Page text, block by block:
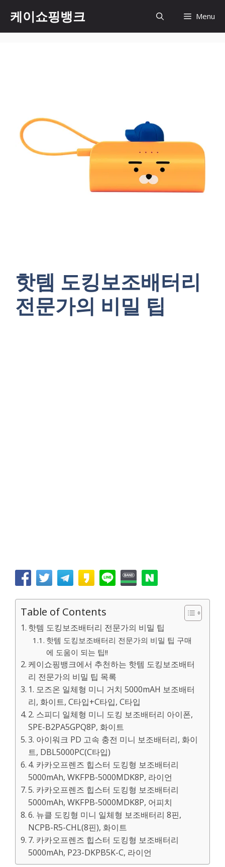
content
케이쇼핑뱅크 Menu
핫템 도킹보조배터리
전문가의 비밀 팁
Table of Contents
핫템 도킹보조배터리 전문가의 비밀 팁
핫템 도킹보조배터리 전문가의 비밀 팁 구매
에 도움이 되는 팁!!
케이쇼핑뱅크에서 추천하는 핫템 도킹보조배터
리 전문가의 비밀 팁 목록
1. 모즈온 일체형 미니 거치 5000mAH 보조배터
리, 화이트, C타입+C타입, C타입
2. 스피디 일체형 미니 도킹 보조배터리 아이폰,
SPE-B2PA5GPQ8P, 화이트
3. 아이워크 PD 고속 충전 미니 보조배터리, 화이
트, DBL5000PC(C타입)
4. 카카오프렌즈 힙스터 도킹형 보조배터리
5000mAh, WKFPB-5000MDK8P, 라이언
5. 카카오프렌즈 힙스터 도킹형 보조배터리
5000mAh, WKFPB-5000MDK8P, 어피치
6. 뉴클 도킹형 미니 일체형 보조배터리 8핀,
NCPB-R5-CHL(8핀), 화이트
7. 카카오프렌즈 힙스터 도킹형 보조배터리
5000mAh, P23-DKPB5K-C, 라이언